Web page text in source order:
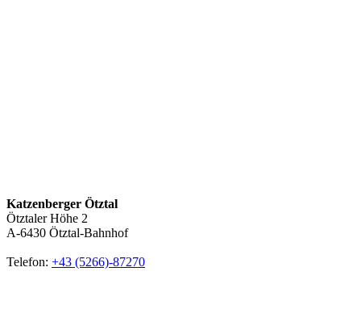
Katzenberger Ötztal
Ötztaler Höhe 2
A-6430 Ötztal-Bahnhof
Telefon: +43 (5266)-87270